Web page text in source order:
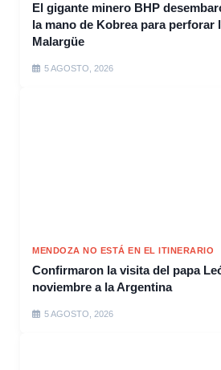
El gigante minero BHP
la mano de Kobrea para perforar
Malargüe
5 AGOSTO, 2026
MENDOZA NO ESTÁ EN EL ITINERARIO
Confirmaron la visita del papa
noviembre a la Argentina
5 AGOSTO, 2026